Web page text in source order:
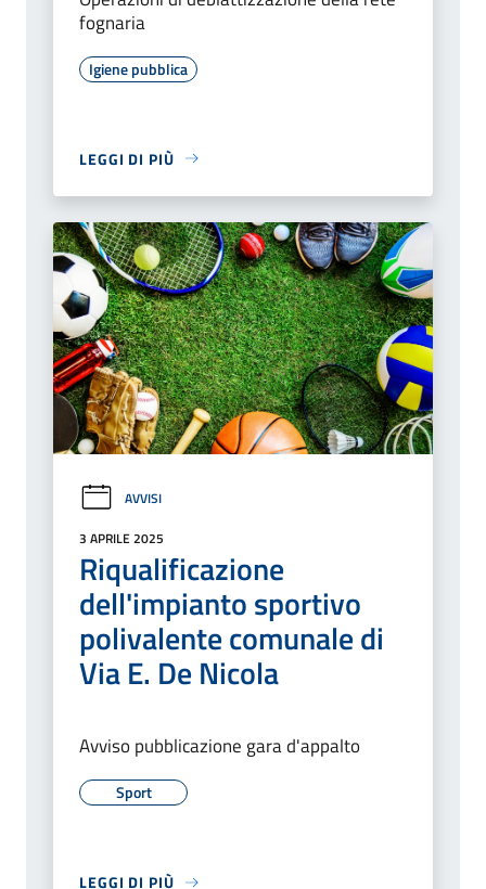
fognaria
Igiene pubblica
LEGGI DI PIÙ
AVVISI
3 APRILE 2025
Riqualificazione
dell'impianto sportivo
polivalente comunale di
Via E. De Nicola
Avviso pubblicazione gara d'appalto
Sport
LEGGI DI PIÙ